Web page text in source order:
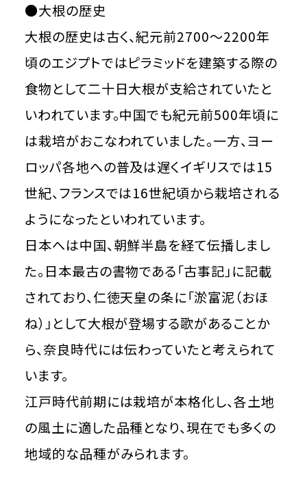
●大根の歴史
大根の歴史は古く、紀元前2700～2200年
頃のエジプトではピラミッドを建築する際の
食物として二十日大根が支給されていたと
いわれています。中国でも紀元前500年頃に
は栽培がおこなわれていました。一方、ヨー
ロッパ各地への普及は遅くイギリスでは15
世紀、フランスでは16世紀頃から栽培される
ようになったといわれています。
日本へは中国、朝鮮半島を経て伝播しまし
た。日本最古の書物である「古事記」に記載
されており、仁徳天皇の条に「淤富泥（おほ
ね）」として大根が登場する歌があることか
ら、奈良時代には伝わっていたと考えられて
います。
江戸時代前期には栽培が本格化し、各土地
の風土に適した品種となり、現在でも多くの
地域的な品種がみられます。